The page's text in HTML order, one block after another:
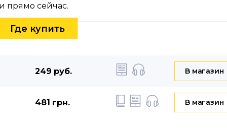
прямо сейчас.
Где купить
249 руб. B магазин
481 грн. B магазин